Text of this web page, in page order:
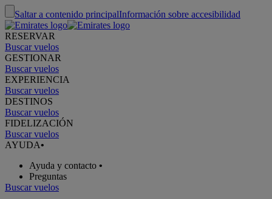
Saltar a contenido principalInformación sobre accesibilidad
RESERVAR
Buscar vuelos
GESTIONAR
Buscar vuelos
EXPERIENCIA
Buscar vuelos
DESTINOS
Buscar vuelos
FIDELIZACIÓN
Buscar vuelos
AYUDA•
Ayuda y contacto •
Preguntas
Buscar vuelos